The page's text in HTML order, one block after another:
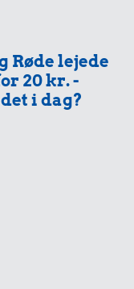
Røde lejede
20 kr. -
i dag?